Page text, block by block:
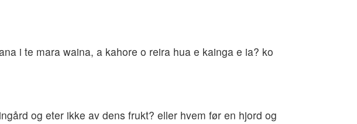
i te mara waina, a kahore o reira hua e kainga e ia? ko
og eter ikke av dens frukt? eller hvem før en hjord og